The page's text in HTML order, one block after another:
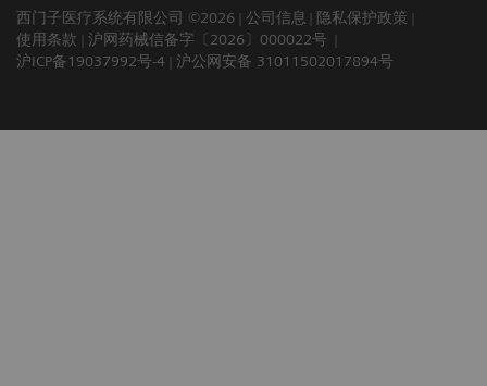
西门子医疗系统有限公司 ©2026 公司信息
隐私保护政策
使用条款
沪网药械信备字〔2026〕000022号
沪ICP备19037992号-4
沪公网安备 31011502017894号